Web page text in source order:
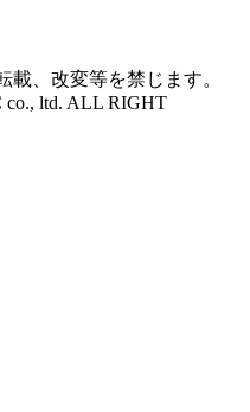
、改変等を禁じます。
ltd. ALL RIGHT